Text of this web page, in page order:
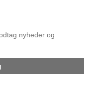
nyheder og